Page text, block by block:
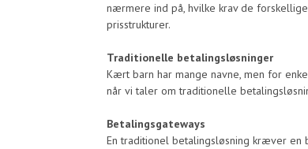
nærmere ind på, hvilke krav de
prisstrukturer.
Traditionelle betalingsløsninger
Kært barn har mange navne, men for
når vi taler om traditionelle
Betalingsgateways
En traditionel betalingsløsning kræver en